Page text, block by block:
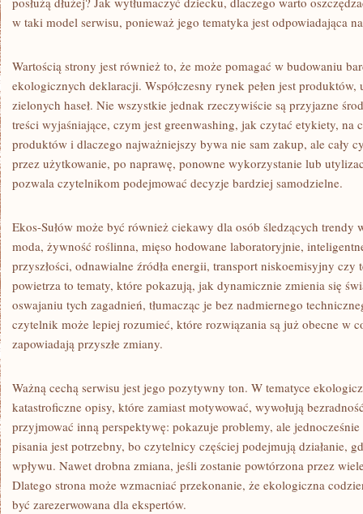
w taki model serwisu, ponieważ jego tematyka jest odpowiadająca
Wartością strony jest również to, że może pomagać w budowaniu
ekologicznych deklaracji. Współczesny rynek pełen jest produktów,
zielonych haseł. Nie wszystkie jednak rzeczywiście są przyjazne
treści wyjaśniające, czym jest greenwashing, jak czytać etykiety, na
produktów i dlaczego najważniejszy bywa nie sam zakup, ale cały
przez użytkowanie, po naprawę, ponowne wykorzystanie lub
pozwala czytelnikom podejmować decyzje bardziej samodzielne.
Ekos-Sułów może być również ciekawy dla osób śledzących
moda, żywność roślinna, mięso hodowane laboratoryjnie,
przyszłości, odnawialne źródła energii, transport niskoemisyjny czy
powietrza to tematy, które pokazują, jak dynamicznie zmienia się
oswajaniu tych zagadnień, tłumacząc je bez nadmiernego
czytelnik może lepiej rozumieć, które rozwiązania są już obecne w
zapowiadają przyszłe zmiany.
Ważną cechą serwisu jest jego pozytywny ton. W tematyce
katastroficzne opisy, które zamiast motywować, wywołują
przyjmować inną perspektywę: pokazuje problemy, ale
pisania jest potrzebny, bo czytelnicy częściej podejmują działanie,
wpływu. Nawet drobna zmiana, jeśli zostanie powtórzona przez
Dlatego strona może wzmacniać przekonanie, że ekologiczna
być zarezerwowana dla ekspertów.